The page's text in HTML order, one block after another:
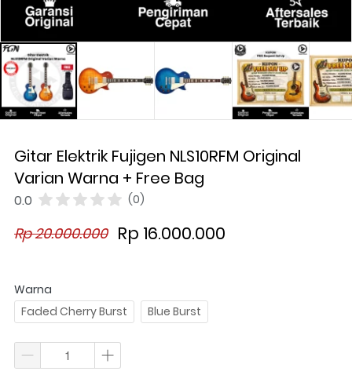
Gitar Elektrik Fujigen NLS10RFM Original
Varian Warna + Free Bag
0.0 (0)
Rp 20.000.000 Rp 16.000.000
Warna
Faded Cherry Burst
Blue Burst